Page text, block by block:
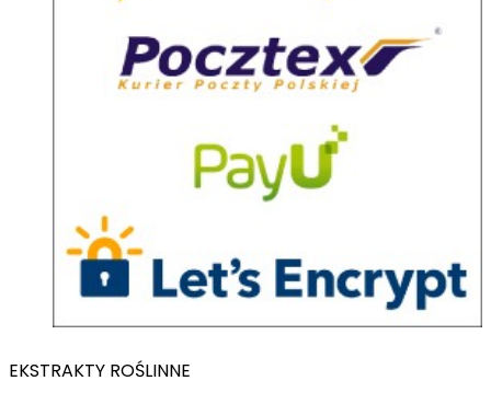
EKSTRAKTY ROŚLINNE